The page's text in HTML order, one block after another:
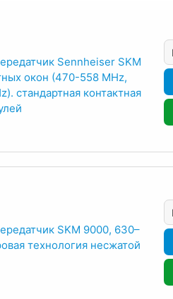
Sennheiser SKM
окон (470-558 MHz,
стандартная контактная
SKM 9000, 630–
технология несжатой